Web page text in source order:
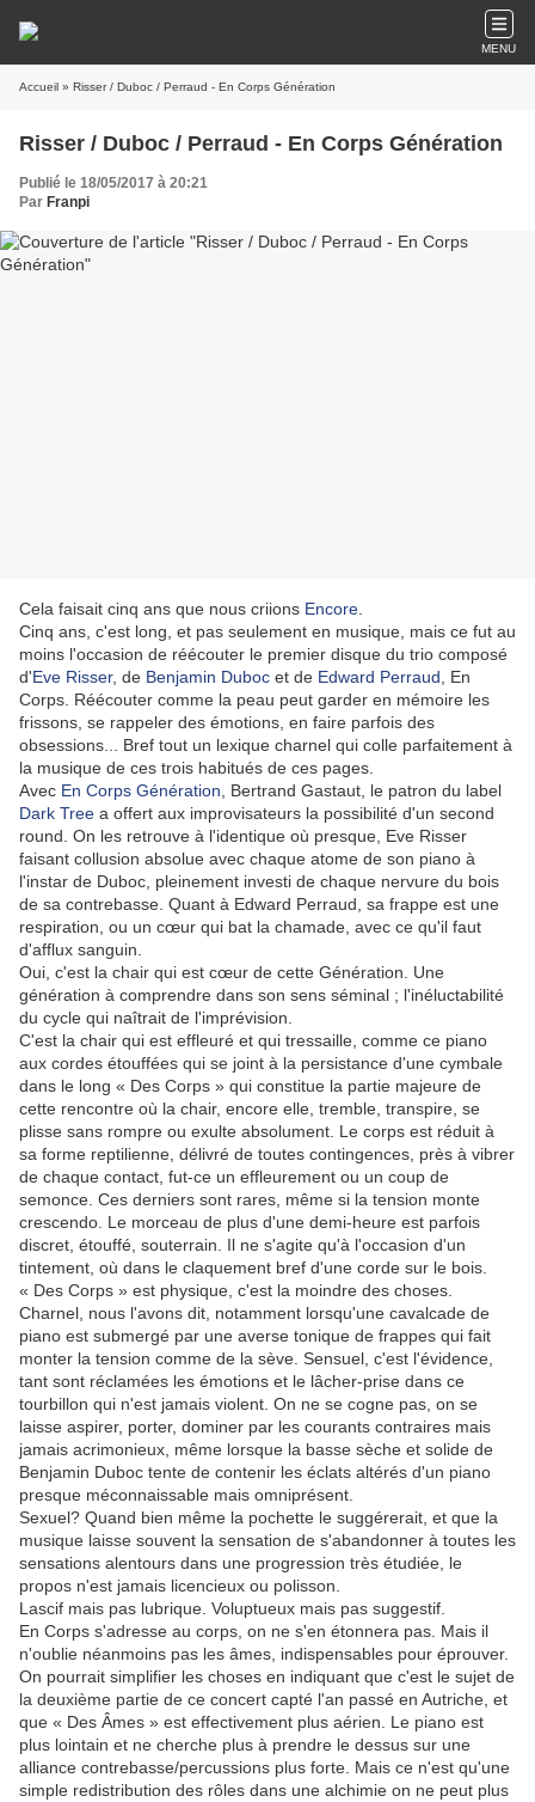
MENU
Accueil » Risser / Duboc / Perraud - En Corps Génération
Risser / Duboc / Perraud - En Corps Génération
Publié le 18/05/2017 à 20:21
Par Franpi
Cela faisait cinq ans que nous criions Encore
Cinq ans, c'est long, et pas seulement en musique, mais ce fut au
moins l'occasion de réécouter le premier disque du trio composé
d'Eve Risser, de Benjamin Duboc et de Edward Perraud , En
Corps. Réécouter comme la peau peut garder en mémoire les
frissons, se rappeler des émotions, en faire parfois des
obsessions... Bref tout un lexique charnel qui colle parfaitement à
la musique de ces trois habitués de ces pages.
Avec En Corps Génération , Bertrand Gastaut, le patron du label
Dark Tree a offert aux improvisateurs la possibilité d'un second
round. On les retrouve à l'identique où presque, Eve Risser
faisant collusion absolue avec chaque atome de son piano à
l'instar de Duboc, pleinement investi de chaque nervure du bois
de sa contrebasse. Quant à Edward Perraud, sa frappe est une
respiration, ou un cœur qui bat la chamade, avec ce qu'il faut
d'afflux sanguin.
Oui, c'est la chair qui est cœur de cette Génération. Une
génération à comprendre dans son sens séminal ; l'inéluctabilité
du cycle qui naîtrait de l'imprévision.
C'est la chair qui est effleuré et qui tressaille, comme ce piano
aux cordes étouffées qui se joint à la persistance d'une cymbale
dans le long « Des Corps » qui constitue la partie majeure de
cette rencontre où la chair, encore elle, tremble, transpire, se
plisse sans rompre ou exulte absolument. Le corps est réduit à
sa forme reptilienne, délivré de toutes contingences, près à vibrer
de chaque contact, fut-ce un effleurement ou un coup de
semonce. Ces derniers sont rares, même si la tension monte
crescendo. Le morceau de plus d'une demi-heure est parfois
discret, étouffé, souterrain. Il ne s'agite qu'à l'occasion d'un
tintement, où dans le claquement bref d'une corde sur le bois.
« Des Corps » est physique, c'est la moindre des choses.
Charnel, nous l'avons dit, notamment lorsqu'une cavalcade de
piano est submergé par une averse tonique de frappes qui fait
monter la tension comme de la sève. Sensuel, c'est l'évidence,
tant sont réclamées les émotions et le lâcher-prise dans ce
tourbillon qui n'est jamais violent. On ne se cogne pas, on se
laisse aspirer, porter, dominer par les courants contraires mais
jamais acrimonieux, même lorsque la basse sèche et solide de
Benjamin Duboc tente de contenir les éclats altérés d'un piano
presque méconnaissable mais omniprésent.
Sexuel? Quand bien même la pochette le suggérerait, et que la
musique laisse souvent la sensation de s'abandonner à toutes les
sensations alentours dans une progression très étudiée, le
propos n'est jamais licencieux ou polisson.
Lascif mais pas lubrique. Voluptueux mais pas suggestif.
En Corps s'adresse au corps, on ne s'en étonnera pas. Mais il
n'oublie néanmoins pas les âmes, indispensables pour éprouver.
On pourrait simplifier les choses en indiquant que c'est le sujet de
la deuxième partie de ce concert capté l'an passé en Autriche, et
que « Des Âmes » est effectivement plus aérien. Le piano est
plus lointain et ne cherche plus à prendre le dessus sur une
alliance contrebasse/percussions plus forte. Mais ce n'est qu'une
simple redistribution des rôles dans une alchimie on ne peut plus